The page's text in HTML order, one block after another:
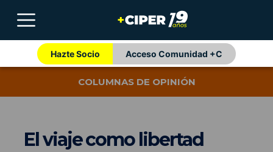
Hazte Socio Acceso Comunidad +C
COLUMNAS DE OPINIÓN
El viaje como libertad